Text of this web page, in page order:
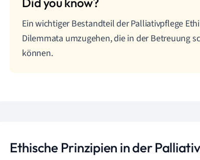
Ein wichtiger Bestandteil der Palliativpflege
Dilemmata umzugehen, die in der Betreuung
können.
Ethische Prinzipien in der